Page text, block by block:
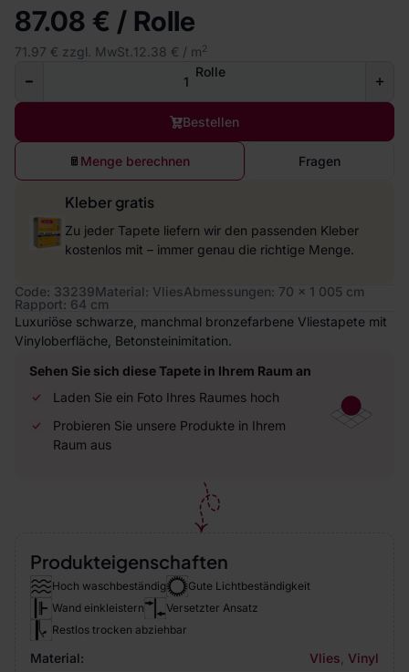
87.08 € / Rolle
71.97 € zzgl. MwSt. 12.38 € / m2
Rolle
Bestellen
Menge berechnen Fragen
Kleber gratis
Zu jeder Tapete liefern wir den passenden Kleber
kostenlos mit – immer genau die richtige Menge.
Code: 33239Material: VliesAbmessungen: 70 x 1 005 cm
Rapport: 64 cm
Luxuriöse schwarze, manchmal bronzefarbene Vliestapete mit
Vinyloberfläche, Betonsteinimitation.
Sehen Sie sich diese Tapete in Ihrem Raum an
Laden Sie ein Foto Ihres Raumes hoch
Probieren Sie unsere Produkte in Ihrem
Raum aus
Produkteigenschaften
Hoch waschbeständig
Gute Lichtbeständigkeit
Wand einkleistern
Versetzter Ansatz
Restlos trocken abziehbar
Material: Vlies Vinyl